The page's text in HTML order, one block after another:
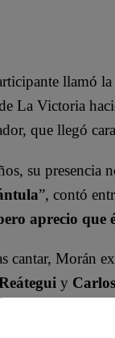
llamó la
La Victoria
que llegó
su presencia
”, contó
aprecio que
cantar, Morán
y